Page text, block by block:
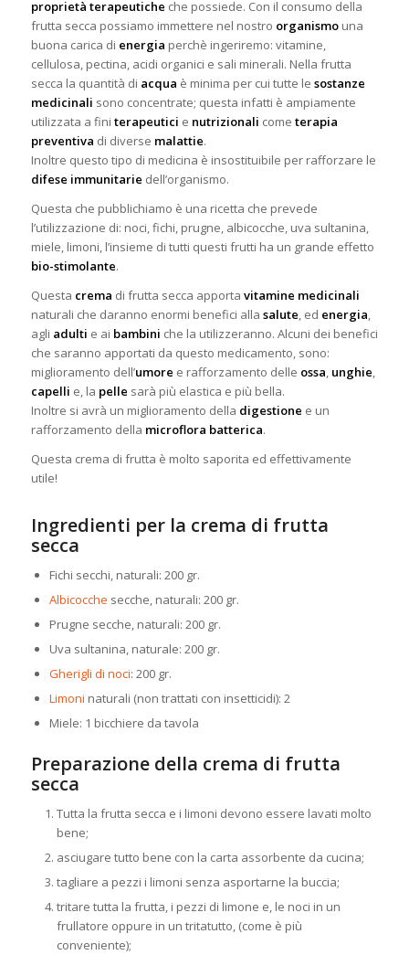
proprietà terapeutiche che possiede. Con il consumo della
frutta secca possiamo immettere nel nostro organismouna
buona carica di energia perchè ingeriremo: vitamine,
cellulosa, pectina, acidi organici e sali minerali. Nella frutta
secca la quantità di acqua è minima per cui tutte le sostanze
medicinali sono concentrate; questa infatti è ampiamente
utilizzata a fini terapeutici e nutrizionali come terapia
preventiva di diverse malattie.
Inoltre questo tipo di medicina è insostituibile per rafforzare le
difese immunitarie dell’organismo.
Questa che pubblichiamo è una ricetta che prevede
l’utilizzazione di: noci, fichi, prugne, albicocche, uva sultanina,
miele, limoni, l’insieme di tutti questi frutti ha un grande effetto
bio-stimolante.
Questa crema di frutta secca apporta vitamine medicinali
naturali che daranno enormi benefici alla salute, ed energia,
agli adulti e ai bambini che la utilizzeranno. Alcuni dei benefici
che saranno apportati da questo medicamento, sono:
miglioramento dell’umore e rafforzamento delle ossa, unghie,
capelli e, la pelle sarà più elastica e più bella.
Inoltre si avrà un miglioramento della digestione e un
rafforzamento della microflora batterica.
Questa crema di frutta è molto saporita ed effettivamente
utile!
Ingredienti per la crema di frutta
secca
Fichi secchi, naturali: 200 gr.
Albicocche secche, naturali: 200 gr.
Prugne secche, naturali: 200 gr.
Uva sultanina, naturale: 200 gr.
Gherigli di noci: 200 gr.
Limoni naturali (non trattati con insetticidi): 2
Miele: 1 bicchiere da tavola
Preparazione della crema di frutta
secca
Tutta la frutta secca e i limoni devono essere lavati molto
bene;
asciugare tutto bene con la carta assorbente da cucina;
tagliare a pezzi i limoni senza asportarne la buccia;
tritare tutta la frutta, i pezzi di limone e, le noci in un
frullatore oppure in un tritatutto, (come è più
conveniente);